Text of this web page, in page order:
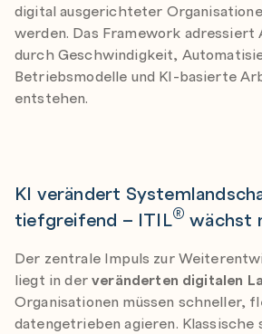
digital ausgerichteter
werden. Das Framework adressiert
durch Geschwindigkeit,
Betriebsmodelle und KI-basierte
entstehen.
KI verändert
tiefgreifend – ITIL® wächst
Der zentrale Impuls zur
liegt in derveränderten digitalen
Organisationen müssen schneller,
datengetrieben agieren.